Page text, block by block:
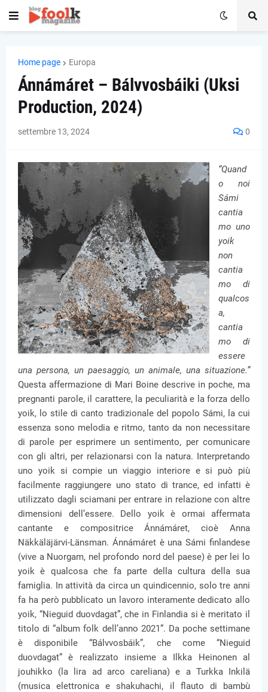
Home page Europa
Ánnámáret – Bálvvosbáiki (Uksi
Production, 2024)
settembre 13, 2024 0
“Quand
o noi
Sámi
cantia
mo uno
yoik
non
cantia
mo di
qualcos
a,
cantia
mo di
essere
una persona, un paesaggio, un animale, una situazione.”
Questa affermazione di Mari Boine descrive in poche, ma
pregnanti parole, il carattere, la peculiarità e la forza dello
yoik, lo stile di canto tradizionale del popolo Sámi, la cui
essenza sono melodia e ritmo, tanto da non necessitare
di parole per esprimere un sentimento, per comunicare
con gli altri, per relazionarsi con la natura. Interpretando
uno yoik si compie un viaggio interiore e si può più
facilmente raggiungere uno stato di trance, ed infatti è
utilizzato dagli sciamani per entrare in relazione con altre
dimensioni dell’essere. Dello yoik è ormai affermata
cantante e compositrice Ánnámáret, cioè Anna
Näkkäläjärvi-Länsman. Ánnámáret è una Sámi finlandese
(vive a Nuorgam, nel profondo nord del paese) è per lei lo
yoik è qualcosa che fa parte della cultura della sua
famiglia. In attività da circa un quindicennio, solo tre anni
fa ha però pubblicato un lavoro interamente dedicato allo
yoik, “Nieguid duovdagat”, che in Finlandia si è meritato il
titolo di “album folk dell’anno 2021”. Da poche settimane
è disponibile “Bálvvosbáik”, che come “Nieguid
duovdagat” è realizzato insieme a Ilkka Heinonen al
jouhikko (la lira ad arco careliana) e a Turkka Inkilä
(musica elettronica e shakuhachi, il flauto di bambù